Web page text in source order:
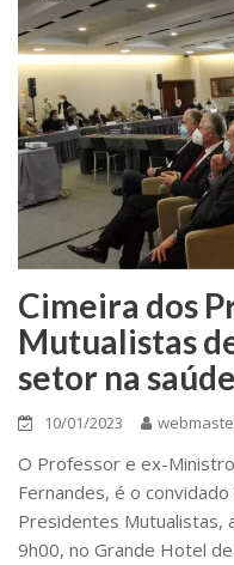
Cimeira dos
Mutualistas
setor na saúde
10/01/2023
O Professor e ex-
Fernandes, é o
Presidentes Mutualistas,
9h00, no Grande Hotel